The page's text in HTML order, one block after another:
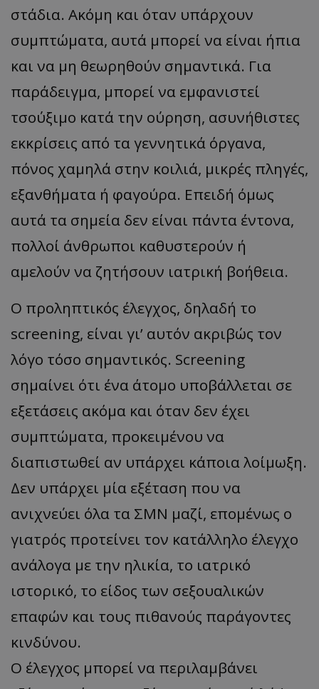
στάδια. Ακόμη και όταν υπάρχουν
συμπτώματα, αυτά μπορεί να είναι ήπια
και να μη θεωρηθούν σημαντικά. Για
παράδειγμα, μπορεί να εμφανιστεί
τσούξιμο κατά την ούρηση, ασυνήθιστες
εκκρίσεις από τα γεννητικά όργανα,
πόνος χαμηλά στην κοιλιά, μικρές πληγές,
εξανθήματα ή φαγούρα. Επειδή όμως
αυτά τα σημεία δεν είναι πάντα έντονα,
πολλοί άνθρωποι καθυστερούν ή
αμελούν να ζητήσουν ιατρική βοήθεια.
Ο προληπτικός έλεγχος, δηλαδή το
screening, είναι γι’ αυτόν ακριβώς τον
λόγο τόσο σημαντικός. Screening
σημαίνει ότι ένα άτομο υποβάλλεται σε
εξετάσεις ακόμα και όταν δεν έχει
συμπτώματα, προκειμένου να
διαπιστωθεί αν υπάρχει κάποια λοίμωξη.
Δεν υπάρχει μία εξέταση που να
ανιχνεύει όλα τα ΣΜΝ μαζί, επομένως ο
γιατρός προτείνει τον κατάλληλο έλεγχο
ανάλογα με την ηλικία, το ιατρικό
ιστορικό, το είδος των σεξουαλικών
επαφών και τους πιθανούς παράγοντες
κινδύνου.
Ο έλεγχος μπορεί να περιλαμβάνει